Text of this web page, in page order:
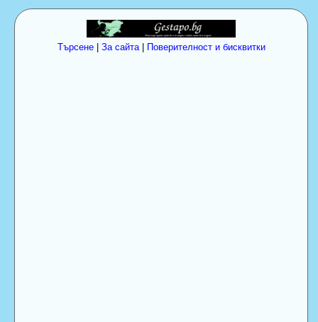
Търсене| За сайта| Поверителност и бисквитки